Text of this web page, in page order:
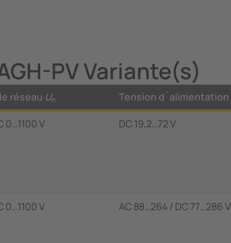
PV Variante(s)
réseau Un Tension d´alimentation
0…1100 V DC 19,2…72 V
0…1100 V AC 88…264 / DC 77…286 V